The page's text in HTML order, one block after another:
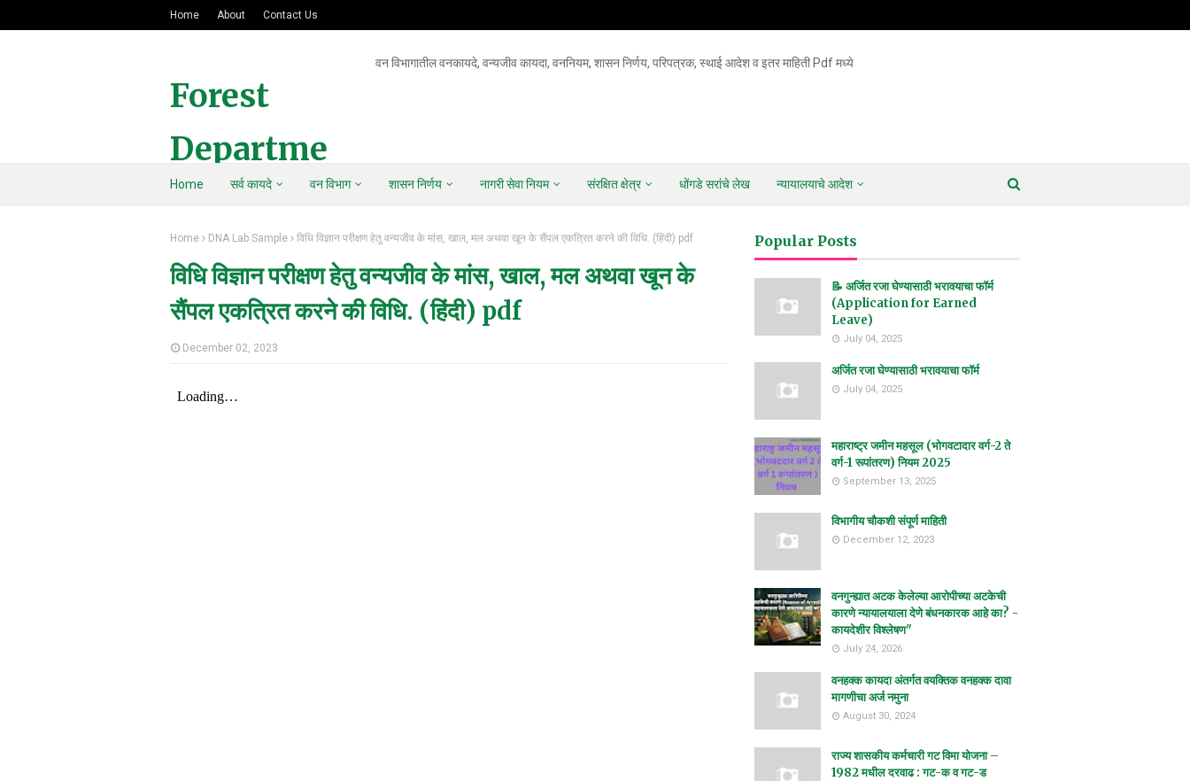
Home About Contact Us
Forest
Departme
nt Of
Maharasht
ra
वन विभागातील वनकायदे, वन्यजीव कायदा, वननियम, शासन निर्णय, परिपत्रक, स्थाई आदेश व इतर माहिती Pdf मध्ये
Home सर्व कायदे वन विभाग शासन निर्णय नागरी सेवा नियम संरक्षित क्षेत्र धोंगडे सरांचे लेख न्यायालयाचे आदेश
Home DNA Lab Sample विधि विज्ञान परीक्षण हेतु वन्यजीव के मांस, खाल, मल अथवा खून के सैंपल एकत्रित करने की विधि. (हिंदी) pdf
विधि विज्ञान परीक्षण हेतु वन्यजीव के मांस, खाल, मल अथवा खून के
सैंपल एकत्रित करने की विधि. (हिंदी) pdf
December 02, 2023
Popular Posts
📝 अर्जित रजा घेण्यासाठी भरावयाचा फॉर्म
(Application for Earned
Leave)
July 04, 2025
अर्जित रजा घेण्यासाठी भरावयाचा फॉर्म
July 04, 2025
महाराष्ट्र जमीन महसूल (भोगवटादार वर्ग-2 ते
वर्ग-1 रूपांतरण) नियम 2025
September 13, 2025
विभागीय चौकशी संपूर्ण माहिती
December 12, 2023
वनगुन्ह्यात अटक केलेल्या आरोपीच्या अटकेची
कारणे न्यायालयाला देणे बंधनकारक आहे का? -
कायदेशीर विश्लेषण"
July 24, 2026
वनहक्क कायदा अंतर्गत वयक्तिक वनहक्क दावा
मागणीचा अर्ज नमुना
August 30, 2024
राज्य शासकीय कर्मचारी गट विमा योजना –
1982 मधील दरवाढ : गट-क व गट-ड